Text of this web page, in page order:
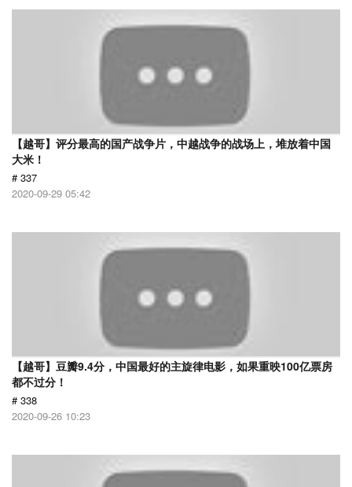
【越哥】评分最高的国产战争片，中越战争的战场上，堆放着中国
大米！
# 337
2020-09-29 05:42
【越哥】豆瓣9.4分，中国最好的主旋律电影，如果重映100亿票房
都不过分！
# 338
2020-09-26 10:23